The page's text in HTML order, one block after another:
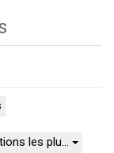
les plu…